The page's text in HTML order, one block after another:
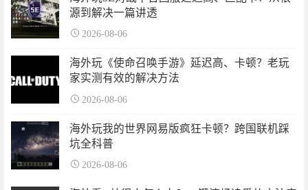
源到解决一篇讲透
2026-08-06
海外玩《使命召唤手游》延迟高、卡顿？老玩
家实测有效的解决方法
2026-08-06
海外玩我的世界网易版疯狂卡顿？跨国联机踩
坑全科普
2026-08-06